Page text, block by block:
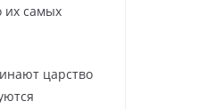
их самых
царство